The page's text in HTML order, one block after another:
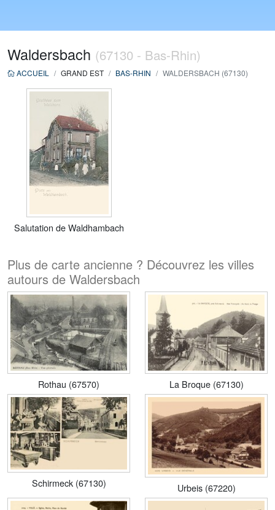
Waldersbach (67130 - Bas-Rhin)
ACCUEIL GRAND EST BAS-RHIN WALDERSBACH (67130)
Salutation de Waldhambach
Plus de carte ancienne ? Découvrez les villes
autours de Waldersbach
Rothau (67570) La Broque (67130)
Schirmeck (67130) Urbeis (67220)